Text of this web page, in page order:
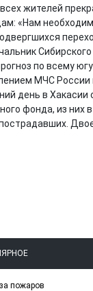
жителей
«Нам
по всему
МЧС
день в
фонда, из них
пожаров